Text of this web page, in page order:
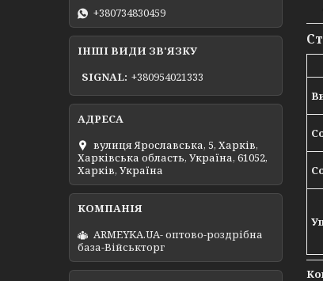
+380734830459
ІНШІ ВИДИ ЗВ'ЯЗКУ
SIGNAL +380954021333
вулиця Ярославська, 5, Харків,
Харківська область, Україна, 61052,
Харків, Україна
ARMEYKA.UA- оптово-роздрібна
база-Військторг